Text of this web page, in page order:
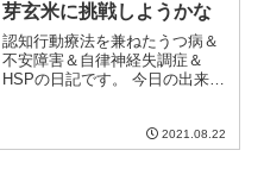
芽玄米に挑戦しようかな
認知行動療法を兼ねたうつ病＆
不安障害＆自律神経失調症＆
HSPの日記です。 今日の出来事
が見えて洗濯物が乾いた。また
最近天気予報の精度が悪い。ど
2021.08.22